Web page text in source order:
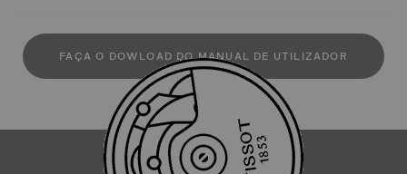
FAÇA O DOWLOAD DO MANUAL DE UTILIZADOR